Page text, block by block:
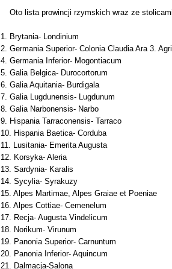
Oto lista prowincji rzymskich wraz ze
1. Brytania- Londinium
2. Germania Superior- Colonia Claudia Ara 3.
4. Germania Inferior- Mogontiacum
5. Galia Belgica- Durocortorum
6. Galia Aquitania- Burdigala
7. Galia Lugdunensis- Lugdunum
8. Galia Narbonensis- Narbo
9. Hispania Tarraconensis- Tarraco
10. Hispania Baetica- Corduba
11. Lusitania- Emerita Augusta
12. Korsyka- Aleria
13. Sardynia- Karalis
14. Sycylia- Syrakuzy
15. Alpes Martimae, Alpes Graiae et Poeniae
16. Alpes Cottiae- Cemenelum
17. Recja- Augusta Vindelicum
18. Norikum- Virunum
19. Panonia Superior- Carnuntum
20. Panonia Inferior- Aquincum
21. Dalmacja-Salona